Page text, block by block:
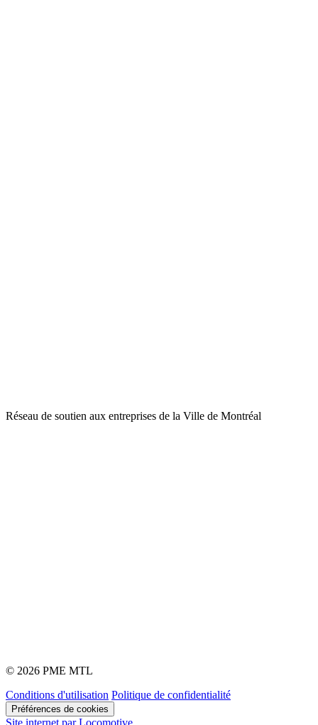
Réseau de soutien aux entreprises de la Ville de Montréal
© 2026 PME MTL
Conditions d'utilisation Politique de confidentialité
Préférences de cookies